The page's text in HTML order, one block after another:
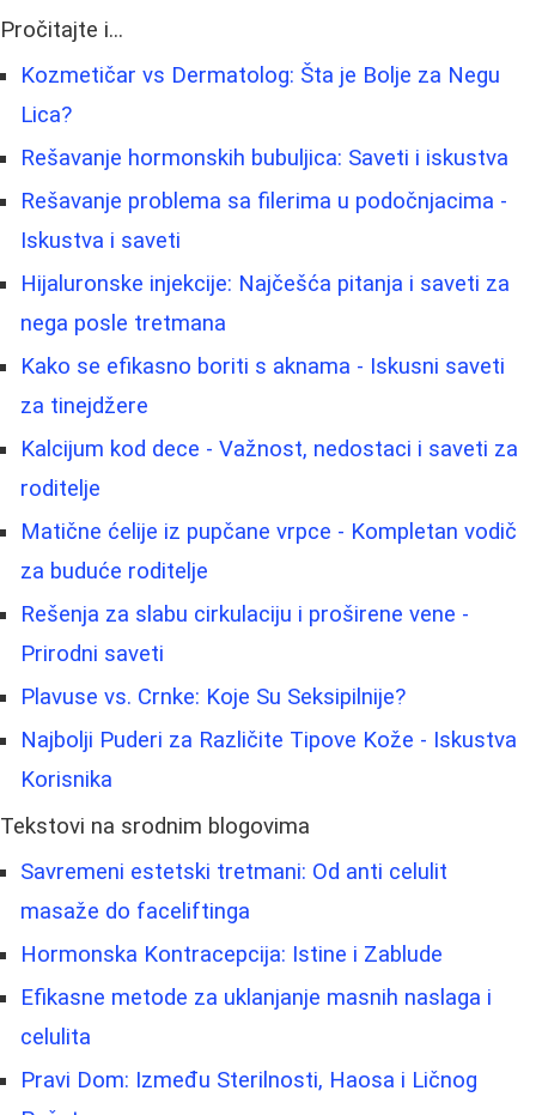
Pročitajte i...
Kozmetičar vs Dermatolog: Šta je Bolje za Negu
Lica?
Rešavanje hormonskih bubuljica: Saveti i iskustva
Rešavanje problema sa filerima u podočnjacima -
Iskustva i saveti
Hijaluronske injekcije: Najčešća pitanja i saveti za
nega posle tretmana
Kako se efikasno boriti s aknama - Iskusni saveti
za tinejdžere
Kalcijum kod dece - Važnost, nedostaci i saveti za
roditelje
Matične ćelije iz pupčane vrpce - Kompletan vodič
za buduće roditelje
Rešenja za slabu cirkulaciju i proširene vene -
Prirodni saveti
Plavuse vs. Crnke: Koje Su Seksipilnije?
Najbolji Puderi za Različite Tipove Kože - Iskustva
Korisnika
Tekstovi na srodnim blogovima
Savremeni estetski tretmani: Od anti celulit
masaže do faceliftinga
Hormonska Kontracepcija: Istine i Zablude
Efikasne metode za uklanjanje masnih naslaga i
celulita
Pravi Dom: Između Sterilnosti, Haosa i Ličnog